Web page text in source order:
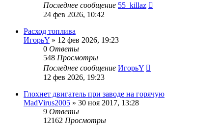
Последнее сообщение 55_killaz
24 фев 2026, 10:42
Расход топлива
ИгорьY » 12 фев 2026, 19:23
0 Ответы
548 Просмотры
Последнее сообщение ИгорьY
12 фев 2026, 19:23
Глохнет двигатель при заводе на горячую
MadVirus2005 » 30 ноя 2017, 13:28
9 Ответы
12162 Просмотры